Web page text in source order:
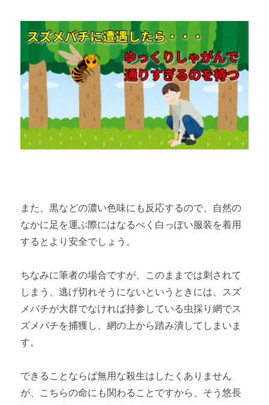
また、黒などの濃い色味にも反応するので、自然の
なかに足を運ぶ際にはなるべく白っぽい服装を着用
するとより安全でしょう。
ちなみに筆者の場合ですが、このままでは刺されて
しまう、逃げ切れそうにないというときには、スズ
メバチが大群でなければ持参している虫採り網でス
ズメバチを捕獲し、網の上から踏み潰してしまいま
す。
できることならば無用な殺生はしたくありません
が、こちらの命にも関わることですから、そう悠長